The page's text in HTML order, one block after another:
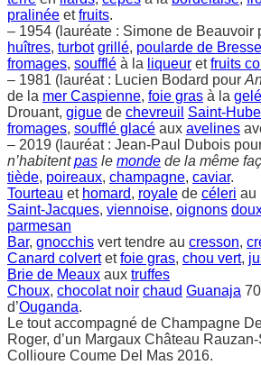
pralinée etfruits.
– 1954 (lauréate : Simone de Beauvoir
huîtres, turbot grillé, poularde de Bresse
fromages, soufflé à la liqueur etfruits
– 1981 (lauréat : Lucien Bodard pour
de la mer Caspienne, foie gras à la
Drouant, gigue de chevreuil Saint-
fromages, soufflé glacé aux avelines
– 2019 (lauréat : Jean-Paul Dubois
n’habitentpas le monde de la même
tiède, poireaux, champagne, caviar.
Tourteau et homard, royale de céleri au
Saint-Jacques, viennoise, oignons
parmesan
Bar, gnocchis vert tendre au cresson,
Canard colvertetfoie gras, chou vert,
Brie de Meaux aux truffes
Choux, chocolat noir chaud Guanaja
d’Ouganda.
Le tout accompagné de Champagne
Roger, d’un Margaux Château
Collioure Coume Del Mas 2016.